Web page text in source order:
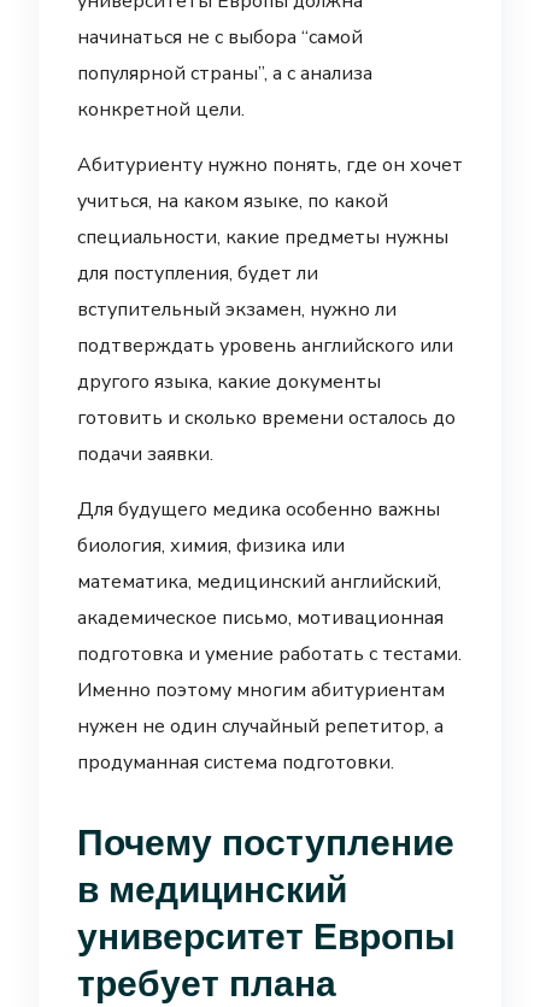
начинаться не с выбора “самой
популярной страны”, а с анализа
конкретной цели.
Абитуриенту нужно понять, где он хочет
учиться, на каком языке, по какой
специальности, какие предметы нужны
для поступления, будет ли
вступительный экзамен, нужно ли
подтверждать уровень английского или
другого языка, какие документы
готовить и сколько времени осталось до
подачи заявки.
Для будущего медика особенно важны
биология, химия, физика или
математика, медицинский английский,
академическое письмо, мотивационная
подготовка и умение работать с тестами.
Именно поэтому многим абитуриентам
нужен не один случайный репетитор, а
продуманная система подготовки.
Почему поступление
в медицинский
университет Европы
требует плана